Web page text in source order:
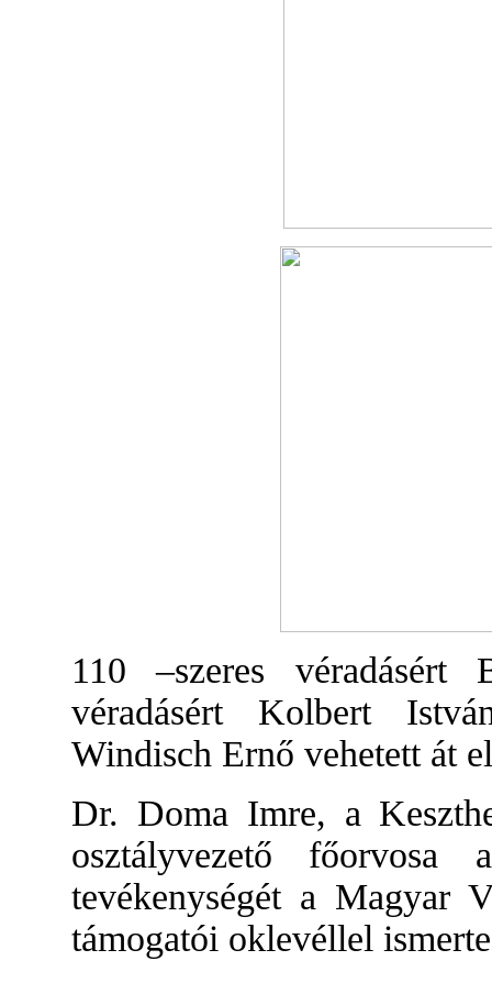
110 –szeres véradásért
véradásért Kolbert
Windisch Ernő vehetett át
Dr. Doma Imre, a
osztályvezető főorvosa
tevékenységét a Magyar
támogatói oklevéllel